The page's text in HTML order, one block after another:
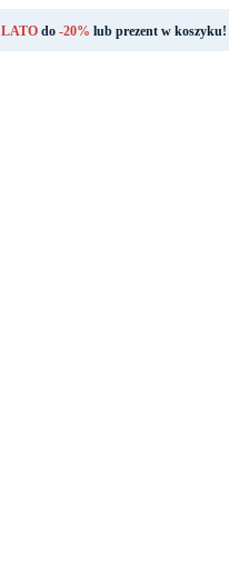
LATOdo -20% lub prezent w koszyku!